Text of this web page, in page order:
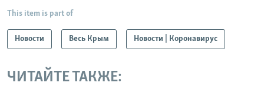
This item is part of
Новости Весь Крым Новости | Коронавирус
ЧИТАЙТЕ ТАКЖЕ: